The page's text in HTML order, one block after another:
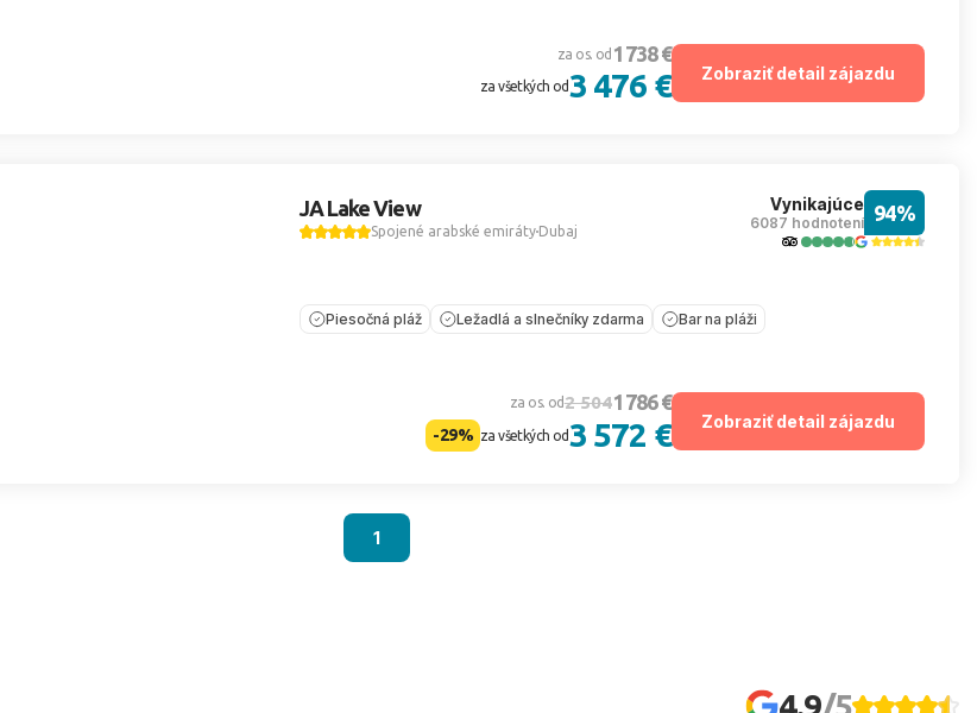
za os. od 1 738 €
za všetkých od 3 476 € Zobraziť detail zájazdu
JA Lake View
Spojené arabské emirátyDubaj
Vynikajúce
6087 hodnotení 94%
Piesočná pláž Ležadlá a slnečníky zdarma Bar na pláži
za os. od2 5041 786 €
-29% za všetkých od 3 572 € Zobraziť detail zájazdu
1
4.9/5